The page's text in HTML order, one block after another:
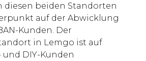
diesen beiden Standorten
auf der Abwicklung
Kunden. Der
in Lemgo ist auf
und DIY-Kunden